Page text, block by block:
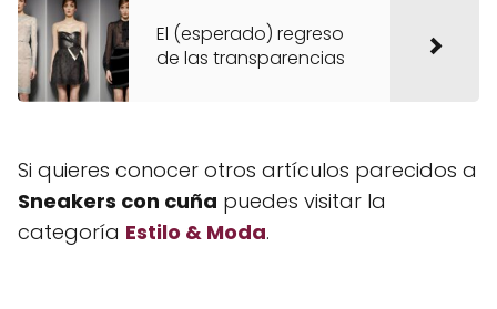
El (esperado) regreso
de las transparencias
Si quieres conocer otros artículos parecidos a
Sneakers con cuña puedes visitar la
categoría Estilo & Moda.